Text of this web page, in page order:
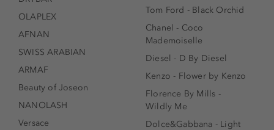
OLAPLEX
AFNAN
SWISS ARABIAN
ARMAF
Beauty of Joseon
NANOLASH
Versace
Tom Ford - Black Orchid
Chanel - Coco
Mademoiselle
Diesel - D By Diesel
Kenzo - Flower by Kenzo
Florence By Mills -
Wildly Me
Dolce&Gabbana - Light